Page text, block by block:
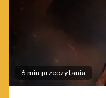
6 min przeczytania